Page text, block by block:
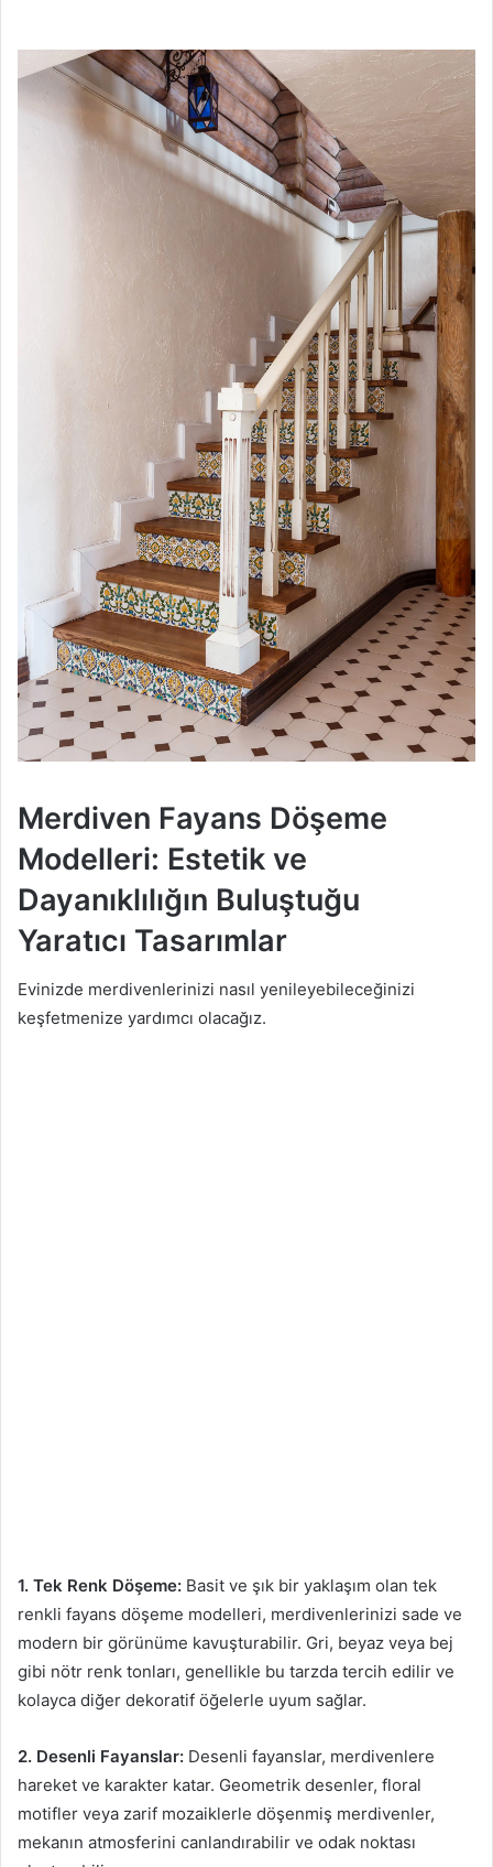
Merdiven Fayans Döşeme
Modelleri: Estetik ve
Dayanıklılığın Buluştuğu
Yaratıcı Tasarımlar
Evinizde merdivenlerinizi nasıl yenileyebileceğinizi
keşfetmenize yardımcı olacağız.
1. Tek Renk Döşeme: Basit ve şık bir yaklaşım olan tek
renkli fayans döşeme modelleri, merdivenlerinizi sade ve
modern bir görünüme kavuşturabilir. Gri, beyaz veya bej
gibi nötr renk tonları, genellikle bu tarzda tercih edilir ve
kolayca diğer dekoratif öğelerle uyum sağlar.
2. Desenli Fayanslar: Desenli fayanslar, merdivenlere
hareket ve karakter katar. Geometrik desenler, floral
motifler veya zarif mozaiklerle döşenmiş merdivenler,
mekanın atmosferini canlandırabilir ve odak noktası